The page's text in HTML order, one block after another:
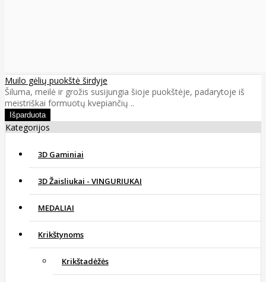
Muilo gėlių puokštė širdyje
Šiluma, meilė ir grožis susijungia šioje puokštėje, padarytoje iš
meistriškai formuotų kvepiančių ..
Kategorijos
3D Gaminiai
3D Žaisliukai - VINGURIUKAI
MEDALIAI
Krikštynoms
Krikštadėžės